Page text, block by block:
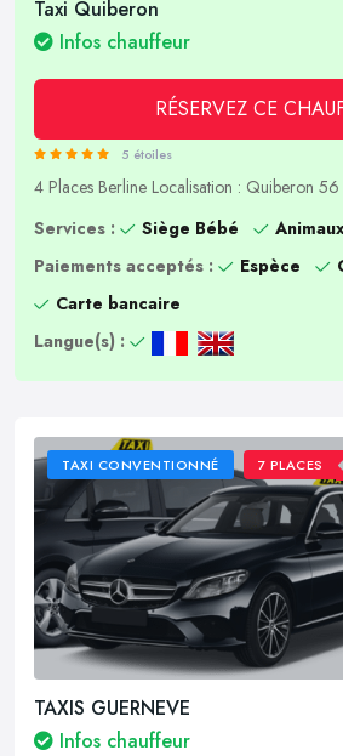
Taxi Quiberon
Infos chauffeur
RÉSERVEZ CE
5 étoiles
4 Places Berline Localisation : Quiberon 56
Services :
Siège Bébé
Paiements acceptés :
Espèce
Carte bancaire
Langue(s) :
TAXI CONVENTIONNÉ 7 PLACES
TAXIS GUERNEVE
Infos chauffeur